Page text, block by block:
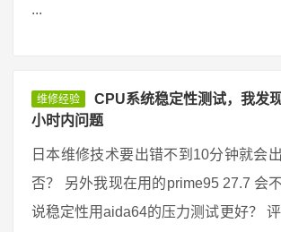
...
维修经验
CPU系统稳定性测试，我发
小时内问题
日本维修技术要出错不到10分钟就会
否？ 另外我现在用的prime95 27.7 会
说稳定性用aida64的压力测试更好？